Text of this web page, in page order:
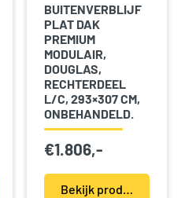
BUITENVERBLIJF
PLAT DAK
PREMIUM
MODULAIR,
DOUGLAS,
RECHTERDEEL
L/C, 293×307 CM,
ONBEHANDELD.
€1.806,-
Bekijk product(en)